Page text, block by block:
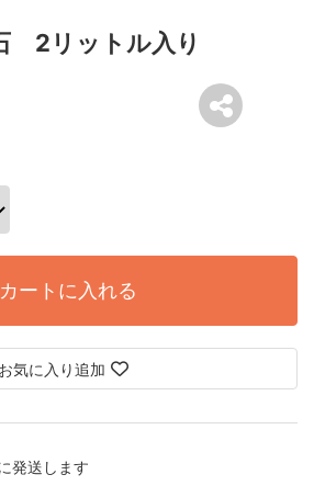
2リットル入り
カートに入れる
お気に入り追加
発送します